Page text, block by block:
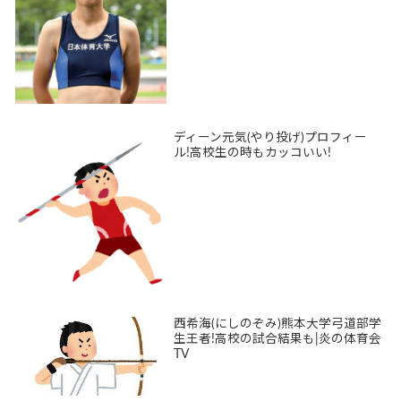
ディーン元気(やり投げ)プロフィー
ル!高校生の時もカッコいい!
西希海(にしのぞみ)熊本大学弓道部学
生王者!高校の試合結果も|炎の体育会
TV